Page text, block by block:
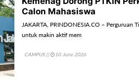
Calon Mahasiswa
JAKARTA, PRINDONESIA.CO – Perguruan
untuk makin aktif mem
CAMPUS|| 10 June 2026